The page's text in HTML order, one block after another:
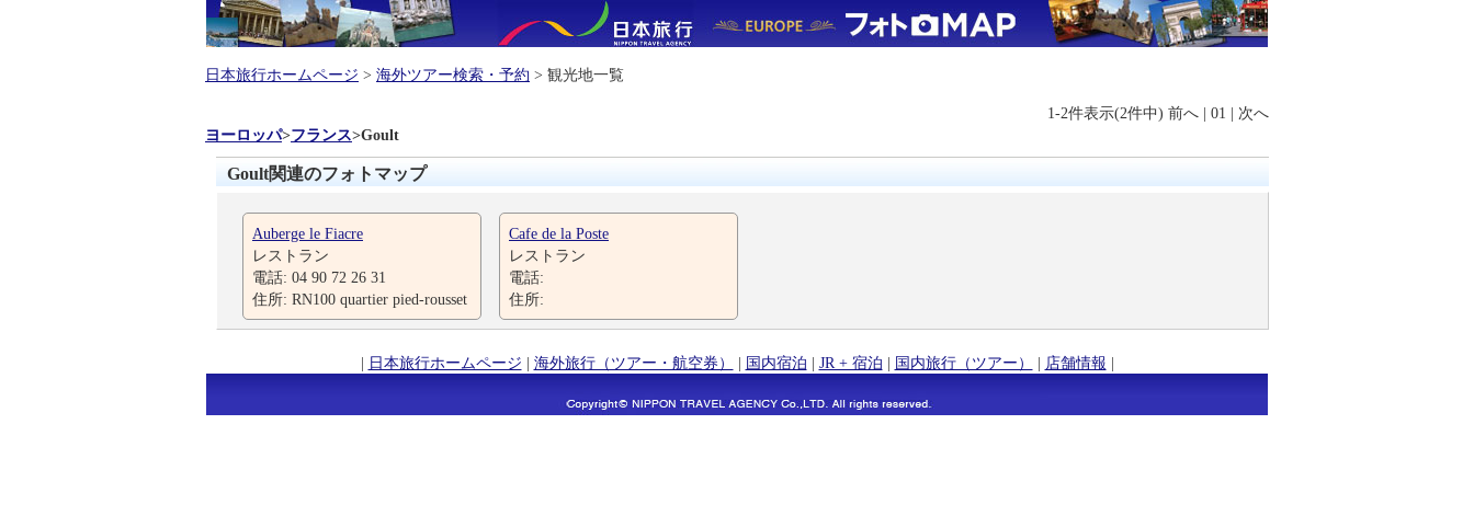
日本旅行ホームページ > 海外ツアー検索・予約 > 観光地一覧
1-2件表示(2件中) 前へ | 01 | 次へ
ヨーロッパ>フランス>Goult
Goult関連のフォトマップ
Auberge le Fiacre
レストラン
電話: 04 90 72 26 31
住所: RN100 quartier pied-rousset
Cafe de la Poste
レストラン
電話:
住所:
| 日本旅行ホームページ | 海外旅行（ツアー・航空券） | 国内宿泊 | JR + 宿泊 | 国内旅行（ツアー） | 店舗情報 |